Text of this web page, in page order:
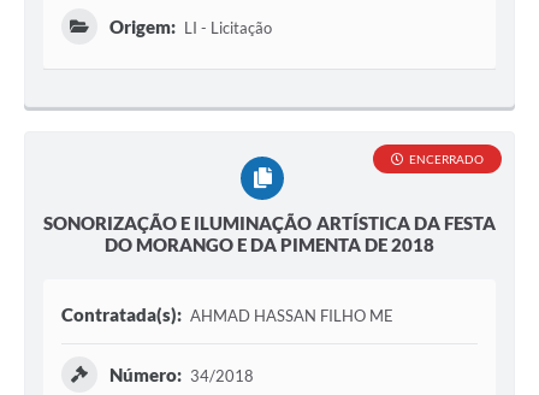
Origem: LI - Licitação
SONORIZAÇÃO E ILUMINAÇÃO ARTÍSTICA DA FESTA
DO MORANGO E DA PIMENTA DE 2018
ENCERRADO
Contratada(s): AHMAD HASSAN FILHO ME
Número: 34/2018